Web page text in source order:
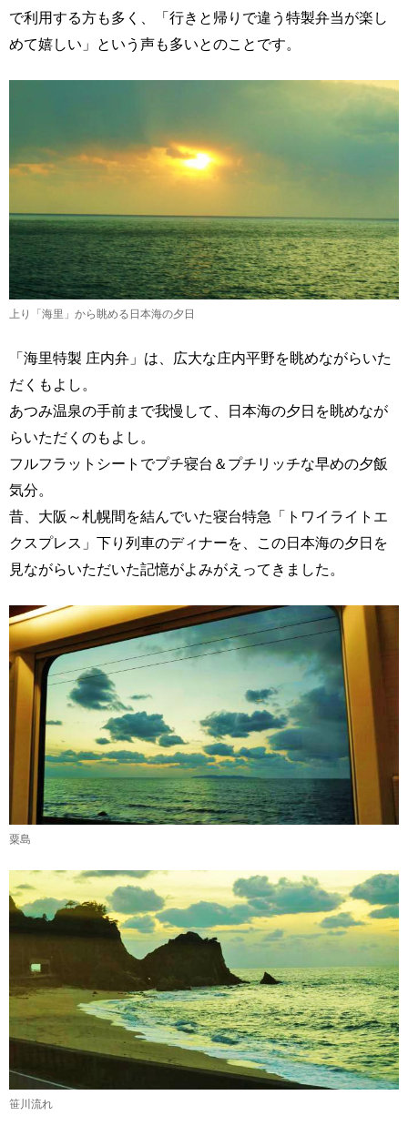
で利用する方も多く、「行きと帰りで違う特製弁当が楽し
めて嬉しい」という声も多いとのことです。
上り「海里」から眺める日本海の夕日
「海里特製 庄内弁」は、広大な庄内平野を眺めながらいた
だくもよし。
あつみ温泉の手前まで我慢して、日本海の夕日を眺めなが
らいただくのもよし。
フルフラットシートでプチ寝台＆プチリッチな早めの夕飯
気分。
昔、大阪～札幌間を結んでいた寝台特急「トワイライトエ
クスプレス」下り列車のディナーを、この日本海の夕日を
見ながらいただいた記憶がよみがえってきました。
粟島
笹川流れ